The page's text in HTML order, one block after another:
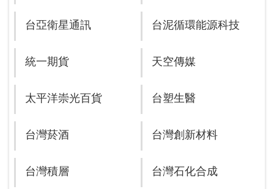
台亞衛星通訊 台泥循環能源科技
統一期貨 天空傳媒
太平洋崇光百貨 台塑生醫
台灣菸酒 台灣創新材料
台灣積層 台灣石化合成